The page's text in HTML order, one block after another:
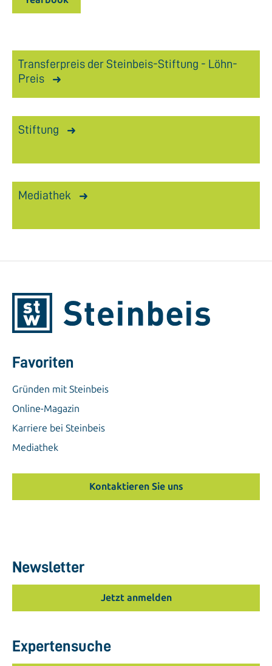
Transferpreis der Steinbeis-Stiftung - Löhn-
Preis
Stiftung
Mediathek
Favoriten
Gründen mit Steinbeis
Online-Magazin
Karriere bei Steinbeis
Mediathek
Kontaktieren Sie uns
Newsletter
Jetzt anmelden
Expertensuche